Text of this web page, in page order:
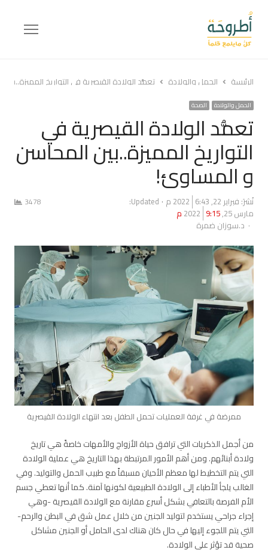
Menu
الرئيسة الحمل والولادة تعمُّد الولادة القيصرية في التواريخ
الحمل والولادة الصحة
تعمُّد الولادة القيصرية في
التواريخ المميزة..بين المحاسن
و المساوئ!
نُشرَ: فبراير 22, 2022 6:43 م
Updated:
مارس 25, 2022
9:15 م
Author
د.سوزان ضمرة
3478
ممرضة في غرفة العمليات تحمل الطفل بعد انتهاء الولادة القيصرية
من أجمل الذكريات التي ترافق حياة الأزواج والأمهات خاصةً هي تاريخ
ولادة أبنائهم. ومن أهم الأمور المرتبطة بهذا التاريخ هي عملية الولادة
التي يتم التخطيط لها معظم الأحيان مسبقاً مع طبيب الحمل والتوليد. وفي
الغالب يلجأ الأطباء إلى الولادة الطبيعية لكونها آمنة. كما أنها تعطي جسم
الأم الفرصة بالتعافي بشكل أسرع مقارنة مع الولادة القيصرية -وهي
إجراء جراحي يستخدم لتوليد الجنين من خلال عمل شق في البطن والرحم-
التي يتم اللجوء إليها في حال كان هناك لدى الحامل أو الجنين مشاكل
صحية قد تؤثر على الولادة.